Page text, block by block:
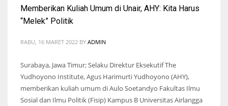
Memberikan Kuliah Umum di Unair, AHY: Kita Harus
“Melek” Politik
RABU, 16 MARET 2022 BY ADMIN
Surabaya, Jawa Timur; Selaku Direktur Eksekutif The
Yudhoyono Institute, Agus Harimurti Yudhoyono (AHY),
memberikan kuliah umum di Aulo Soetandyo Fakultas Ilmu
Sosial dan Ilmu Politik (Fisip) Kampus B Universitas Airlangga